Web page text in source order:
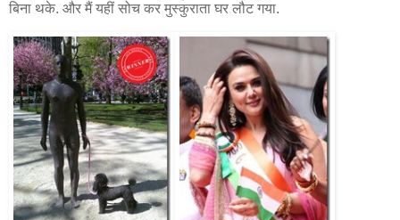
बिना थके. और मैं यहीं सोच कर मुस्कुराता घर लौट गया.